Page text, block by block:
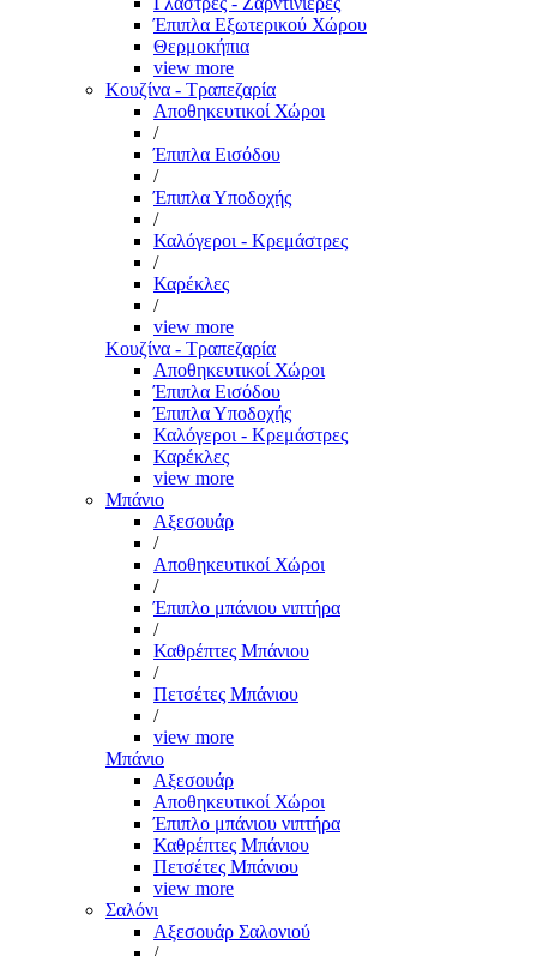
Έπιπλα Εξωτερικού Χώρου
Θερμοκήπια
view more
Κουζίνα - Τραπεζαρία
Αποθηκευτικοί Χώροι
/
Έπιπλα Εισόδου
/
Έπιπλα Υποδοχής
/
Καλόγεροι - Κρεμάστρες
/
Καρέκλες
/
view more
Κουζίνα - Τραπεζαρία
Αποθηκευτικοί Χώροι
Έπιπλα Εισόδου
Έπιπλα Υποδοχής
Καλόγεροι - Κρεμάστρες
Καρέκλες
view more
Μπάνιο
Αξεσουάρ
/
Αποθηκευτικοί Χώροι
/
Έπιπλο μπάνιου νιπτήρα
/
Καθρέπτες Μπάνιου
/
Πετσέτες Μπάνιου
/
view more
Μπάνιο
Αξεσουάρ
Αποθηκευτικοί Χώροι
Έπιπλο μπάνιου νιπτήρα
Καθρέπτες Μπάνιου
Πετσέτες Μπάνιου
view more
Σαλόνι
Αξεσουάρ Σαλονιού